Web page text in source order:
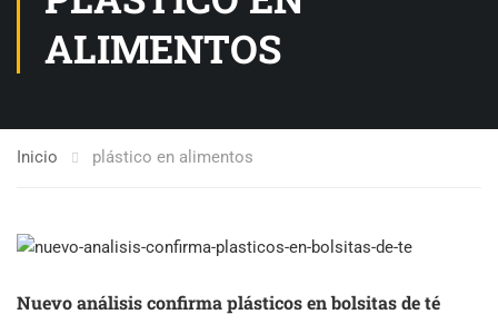
ALIMENTOS
Inicio plástico en alimentos
Nuevo análisis confirma plásticos en bolsitas de té